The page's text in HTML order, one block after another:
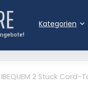
Kategorien
IBEQUEM 2 Stück Cord-